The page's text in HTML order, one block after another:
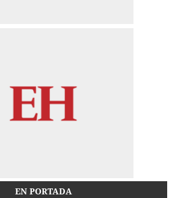
EN PORTADA